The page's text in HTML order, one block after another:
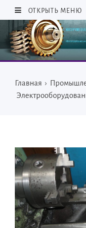
ОТКРЫТЬ МЕНЮ
Главная ›